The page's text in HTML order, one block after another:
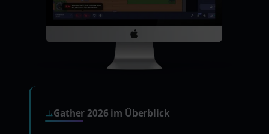
Gather 2026 im Überblick